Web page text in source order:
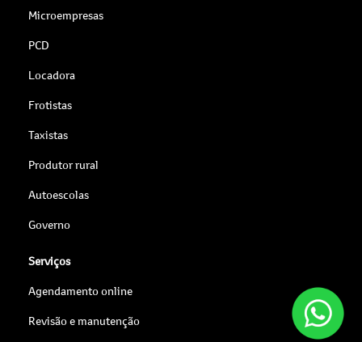
Microempresas
PCD
Locadora
Frotistas
Taxistas
Produtor rural
Autoescolas
Governo
Serviços
Agendamento online
Revisão e manutenção